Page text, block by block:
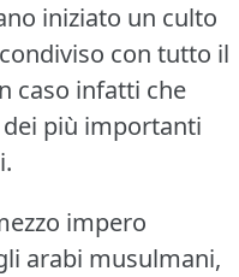
iniziato un culto
con tutto il
caso infatti che
più importanti
impero
arabi musulmani,